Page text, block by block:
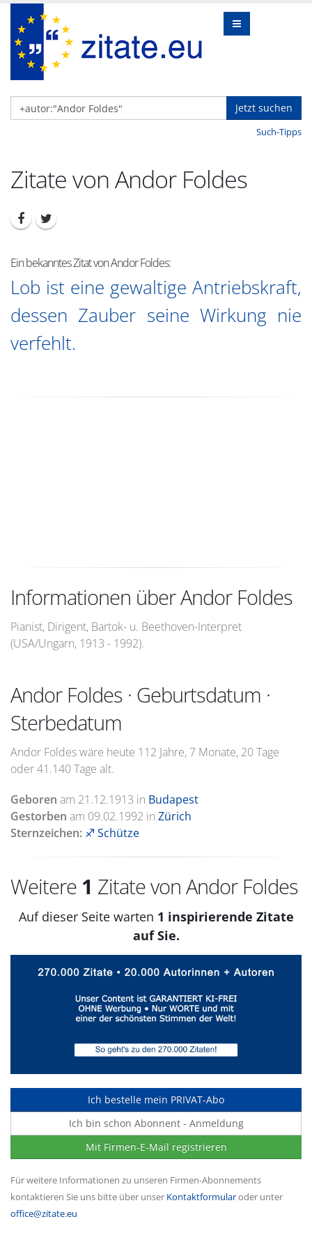
Jetzt suchen
Such-Tipps
Zitate von Andor Foldes
Ein bekanntes Zitat von Andor Foldes:
Lob ist eine gewaltige Antriebskraft,
dessen Zauber seine Wirkung nie
verfehlt.
Informationen über Andor Foldes
Pianist, Dirigent, Bartok- u. Beethoven-Interpret
(USA/Ungarn, 1913 - 1992).
Andor Foldes · Geburtsdatum ·
Sterbedatum
Andor Foldes wäre heute 112 Jahre, 7 Monate, 20 Tage
oder 41.140 Tage alt.
Geboren am 21.12.1913 in Budapest
Gestorben am 09.02.1992 in Zürich
Sternzeichen: ♐ Schütze
Weitere 1 Zitate von Andor Foldes
Auf dieser Seite warten 1 inspirierende Zitate
auf Sie.
Ich bestelle mein PRIVAT-Abo
Ich bin schon Abonnent - Anmeldung
Mit Firmen-E-Mail registrieren
Für weitere Informationen zu unseren Firmen-Abonnements
kontaktieren Sie uns bitte über unser Kontaktformularoder unter
office@zitate.eu